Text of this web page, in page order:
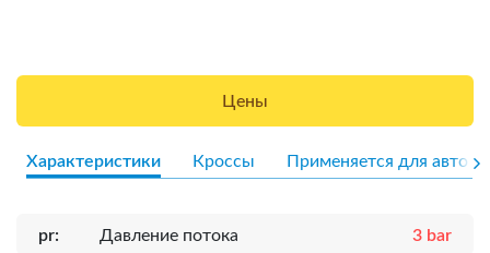
Цены
Характеристики Кроссы Применяется для авто
pr: Давление потока 3 bar